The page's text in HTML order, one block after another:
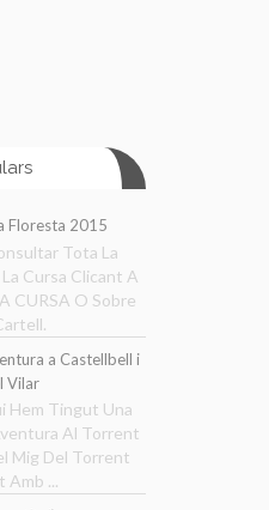
Floresta 2015
Tota La
Cursa Clicant A
CURSA O Sobre
a Castellbell i
Vilar
Hem Tingut Una
Al Torrent
Mig Del Torrent
Amb ...